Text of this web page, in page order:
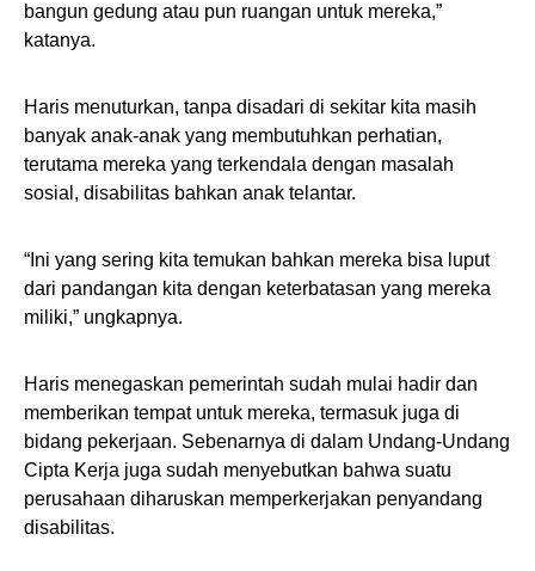
bangun gedung atau pun ruangan untuk mereka,”
katanya.
Haris menuturkan, tanpa disadari di sekitar kita masih
banyak anak-anak yang membutuhkan perhatian,
terutama mereka yang terkendala dengan masalah
sosial, disabilitas bahkan anak telantar.
“Ini yang sering kita temukan bahkan mereka bisa luput
dari pandangan kita dengan keterbatasan yang mereka
miliki,” ungkapnya.
Haris menegaskan pemerintah sudah mulai hadir dan
memberikan tempat untuk mereka, termasuk juga di
bidang pekerjaan. Sebenarnya di dalam Undang-Undang
Cipta Kerja juga sudah menyebutkan bahwa suatu
perusahaan diharuskan memperkerjakan penyandang
disabilitas.